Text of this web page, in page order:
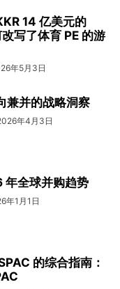
14 亿美元的
写了体育 PE 的游
年5月3日
兼并的战略洞察
年4月3日
全球并购趋势
年1月1日
的综合指南：